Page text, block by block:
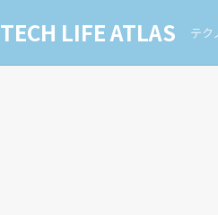
TECH LIFE ATLAS テク